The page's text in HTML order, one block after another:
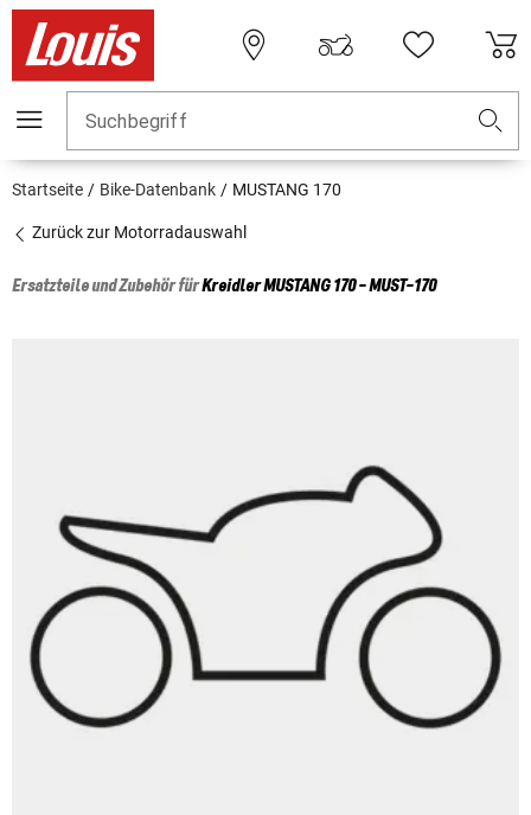
Suchbegriff
Startseite Bike-Datenbank MUSTANG 170
Zurück zur Motorradauswahl
Ersatzteile und Zubehör fürKreidlerMUSTANG 170 - MUST-170